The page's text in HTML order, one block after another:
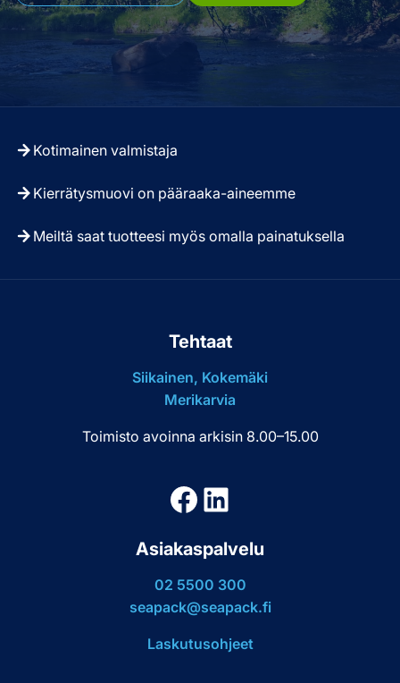
Kotimainen valmistaja
Kierrätysmuovi on pääraaka-aineemme
Meiltä saat tuotteesi myös omalla painatuksella
Tehtaat
Siikainen, Kokemäki
Merikarvia
Toimisto avoinna arkisin 8.00–15.00
Facebook
LinkedIn
Asiakaspalvelu
02 5500 300
seapack@seapack.fi
Laskutusohjeet